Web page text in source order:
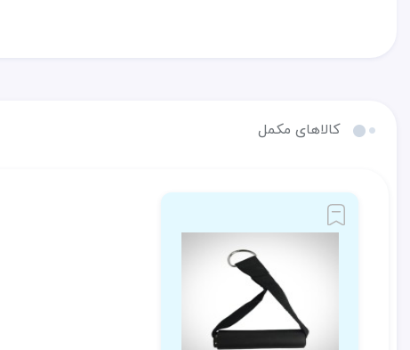
کالاهای مکمل